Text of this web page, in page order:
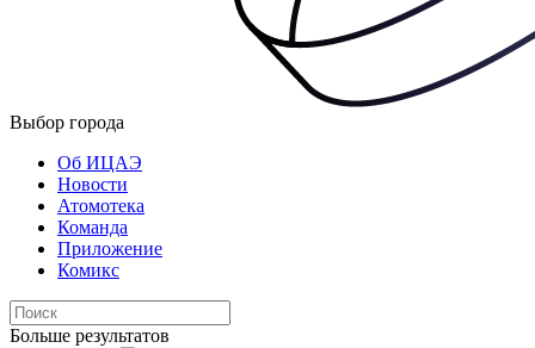
Выбор города
Об ИЦАЭ
Новости
Атомотека
Команда
Приложение
Комикс
Больше результатов